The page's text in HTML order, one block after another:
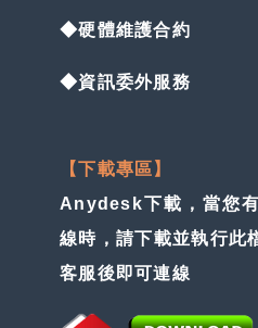
◆硬體維護合約
◆資訊委外服務
【下載專區】
Anydesk下載，當您
線時，請下載並執行此
客服後即可連線